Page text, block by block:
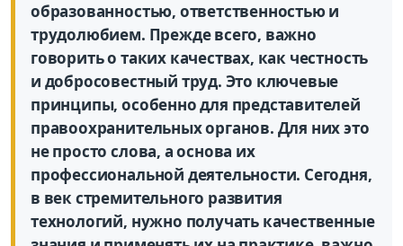
образованностью, ответственностью и
трудолюбием. Прежде всего, важно
говорить о таких качествах, как честность
и добросовестный труд. Это ключевые
принципы, особенно для представителей
правоохранительных органов. Для них это
не просто слова, а основа их
профессиональной деятельности. Сегодня,
в век стремительного развития
технологий, нужно получать качественные